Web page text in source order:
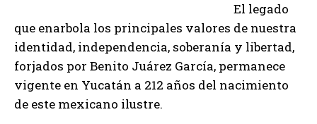
El legado
que enarbola los principales valores de nuestra
identidad, independencia, soberanía y libertad,
forjados por Benito Juárez García, permanece
vigente en Yucatán a 212 años del nacimiento
de este mexicano ilustre.